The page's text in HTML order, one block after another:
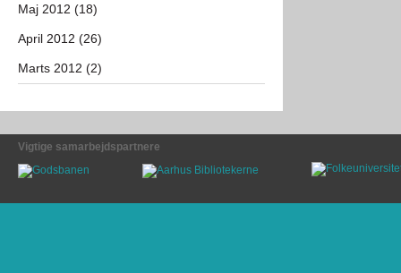
Maj 2012 (18)
April 2012 (26)
Marts 2012 (2)
Vigtige samarbejdspartnere